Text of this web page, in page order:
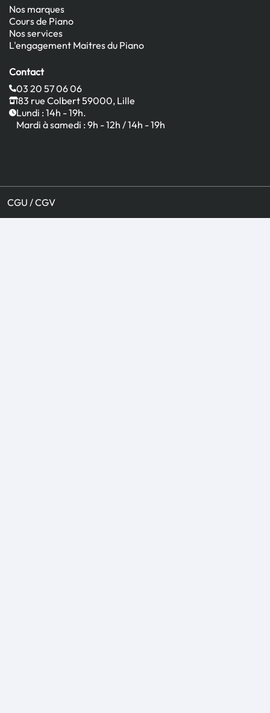
Nos marques
Cours de Piano
Nos services
L'engagement Maitres du Piano
Contact
03 20 57 06 06
83 rue Colbert 59000, Lille
Lundi : 14h - 19h.
Mardi à samedi : 9h - 12h / 14h - 19h
CGU / CGV